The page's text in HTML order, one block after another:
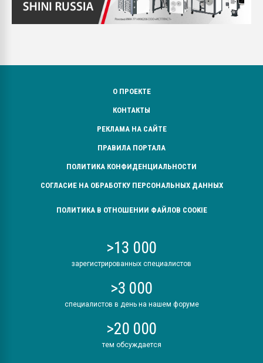
О ПРОЕКТЕ
КОНТАКТЫ
РЕКЛАМА НА САЙТЕ
ПРАВИЛА ПОРТАЛА
ПОЛИТИКА КОНФИДЕНЦИАЛЬНОСТИ
СОГЛАСИЕ НА ОБРАБОТКУ ПЕРСОНАЛЬНЫХ ДАННЫХ
ПОЛИТИКА В ОТНОШЕНИИ ФАЙЛОВ COOKIE
>13 000
зарегистрированных специалистов
>3 000
специалистов в день на нашем форуме
>20 000
тем обсуждается